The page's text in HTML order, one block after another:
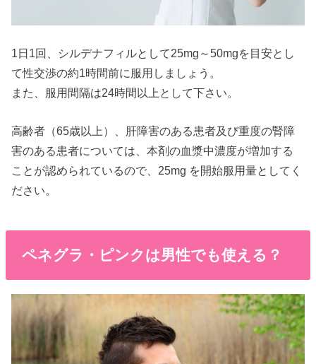
1日1回、シルデナフィルとして25mg～50mgを目安とし
て性交渉の約1時間前に服用しましょう。
また、服用間隔は24時間以上として下さい。
高齢者（65歳以上）、肝障害のある患者及び重度の腎障
害のある患者については、本剤の血漿中濃度が増加する
ことが認められているので、25mg を開始服用量としてく
ださい。
ペネグラ・ピンクは男性でも使える？